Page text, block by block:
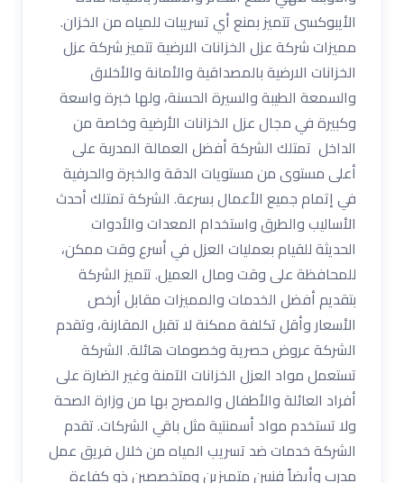
الأيبوكسى تتميز بمنع أي تسريبات للمياه من الخزان.
مميزات شركة عزل الخزانات الارضية تتميز شركة عزل
الخزانات الارضية بالمصداقية والأمانة والأخلاق
والسمعة الطيبة والسيرة الحسنة، ولها خبرة واسعة
وكبيرة في مجال عزل الخزانات الأرضية وخاصة من
الداخل تمتلك الشركة أفضل العمالة المدربة على
أعلى مستوى من مستويات الدقة والخبرة والحرفية
في إتمام جميع الأعمال بسرعة. الشركة تمتلك أحدث
الأساليب والطرق واستخدام المعدات والأدوات
الحديثة للقيام بعمليات العزل في أسرع وقت ممكن،
للمحافظة على وقت ومال العميل. تتميز الشركة
بتقديم أفضل الخدمات والمميزات مقابل أرخص
الأسعار وأقل تكلفة ممكنة لا تقبل المقارنة، وتقدم
الشركة عروض حصرية وخصومات هائلة. الشركة
تستعمل مواد العزل الخزانات الآمنة وغير الضارة على
أفراد العائلة والأطفال والمصرح بها من وزارة الصحة
ولا تستخدم مواد أسمنتية مثل باقي الشركات. تقدم
الشركة خدمات ضد تسريب المياه من خلال فريق عمل
مدرب وأيضاً فنيين متميزين ومتخصصين ذو كفاءة